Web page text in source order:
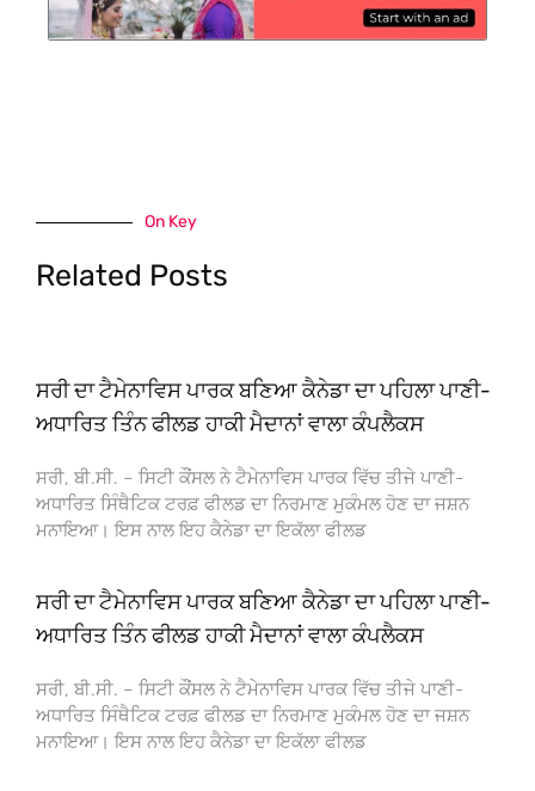
On Key
Related Posts
ਸਰੀ ਦਾ ਟੈਮੇਨਾਵਿਸ ਪਾਰਕ ਬਣਿਆ ਕੈਨੇਡਾ ਦਾ ਪਹਿਲਾ ਪਾਣੀ-
ਅਧਾਰਿਤ ਤਿੰਨ ਫੀਲਡ ਹਾਕੀ ਮੈਦਾਨਾਂ ਵਾਲਾ ਕੰਪਲੈਕਸ
ਸਰੀ, ਬੀ.ਸੀ. – ਸਿਟੀ ਕੌਂਸਲ ਨੇ ਟੈਮੇਨਾਵਿਸ ਪਾਰਕ ਵਿੱਚ ਤੀਜੇ ਪਾਣੀ-
ਅਧਾਰਿਤ ਸਿੰਥੈਟਿਕ ਟਰਫ਼ ਫੀਲਡ ਦਾ ਨਿਰਮਾਣ ਮੁਕੰਮਲ ਹੋਣ ਦਾ ਜਸ਼ਨ
ਮਨਾਇਆ। ਇਸ ਨਾਲ ਇਹ ਕੈਨੇਡਾ ਦਾ ਇਕੱਲਾ ਫੀਲਡ
ਸਰੀ ਦਾ ਟੈਮੇਨਾਵਿਸ ਪਾਰਕ ਬਣਿਆ ਕੈਨੇਡਾ ਦਾ ਪਹਿਲਾ ਪਾਣੀ-
ਅਧਾਰਿਤ ਤਿੰਨ ਫੀਲਡ ਹਾਕੀ ਮੈਦਾਨਾਂ ਵਾਲਾ ਕੰਪਲੈਕਸ
ਸਰੀ, ਬੀ.ਸੀ. – ਸਿਟੀ ਕੌਂਸਲ ਨੇ ਟੈਮੇਨਾਵਿਸ ਪਾਰਕ ਵਿੱਚ ਤੀਜੇ ਪਾਣੀ-
ਅਧਾਰਿਤ ਸਿੰਥੈਟਿਕ ਟਰਫ਼ ਫੀਲਡ ਦਾ ਨਿਰਮਾਣ ਮੁਕੰਮਲ ਹੋਣ ਦਾ ਜਸ਼ਨ
ਮਨਾਇਆ। ਇਸ ਨਾਲ ਇਹ ਕੈਨੇਡਾ ਦਾ ਇਕੱਲਾ ਫੀਲਡ